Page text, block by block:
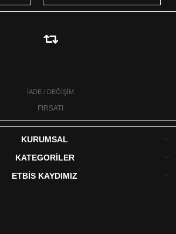
İADE / DEĞİŞİM
FIRSATI
KURUMSAL
KATEGORİLER
ETBİS KAYDIMIZ